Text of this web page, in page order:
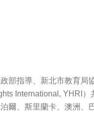
部指導、新北市教育局
International, YHRI
爾、斯里蘭卡、澳洲、